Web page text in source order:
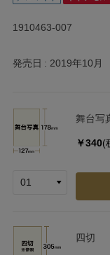
1910463-007
発売日 2019年10月
舞台写
￥340(
四切